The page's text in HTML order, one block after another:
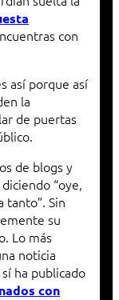
con
así porque así
la
de puertas
de blogs y
“oye,
tanto”. Sin
su
Lo más
noticia
ha publicado
con